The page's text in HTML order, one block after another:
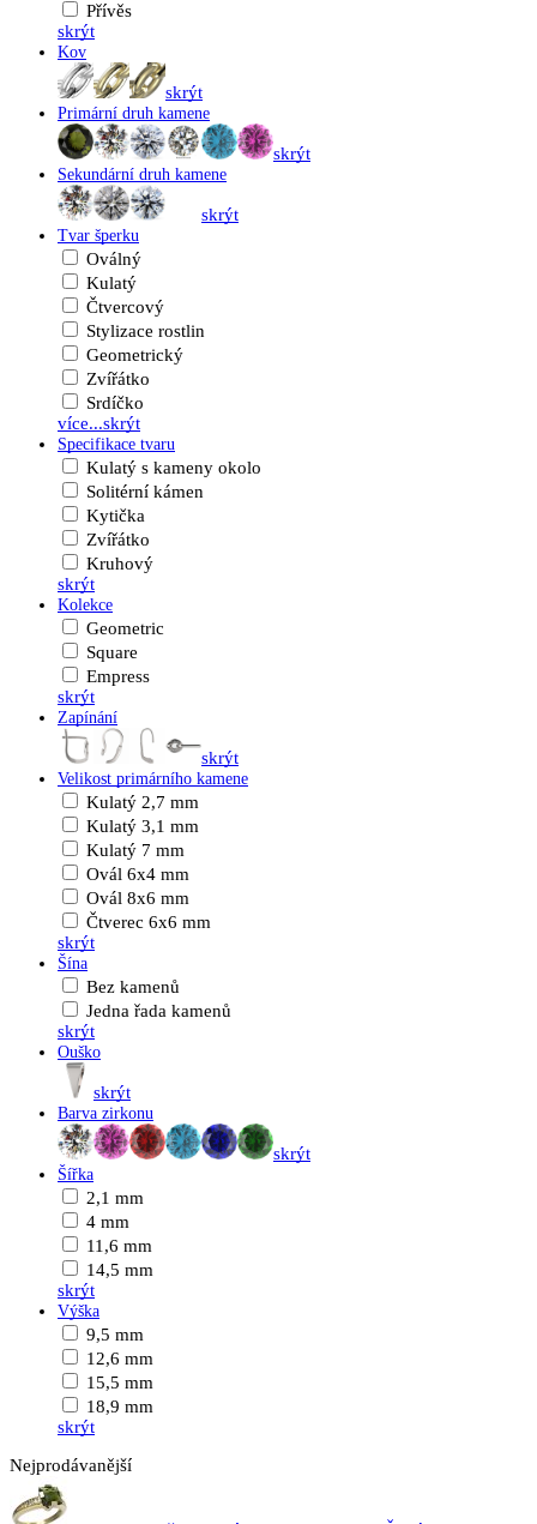
Přívěs
skrýt
Kov
skrýt
Primární druh kamene
skrýt
Sekundární druh kamene
skrýt
Tvar šperku
Oválný
Kulatý
Čtvercový
Stylizace rostlin
Geometrický
Zvířátko
Srdíčko
více...skrýt
Specifikace tvaru
Kulatý s kameny okolo
Solitérní kámen
Kytička
Zvířátko
Kruhový
skrýt
Kolekce
Geometric
Square
Empress
skrýt
Zapínání
skrýt
Velikost primárního kamene
Kulatý 2,7 mm
Kulatý 3,1 mm
Kulatý 7 mm
Ovál 6x4 mm
Ovál 8x6 mm
Čtverec 6x6 mm
skrýt
Šína
Bez kamenů
Jedna řada kamenů
skrýt
Ouško
skrýt
Barva zirkonu
skrýt
Šířka
2,1 mm
4 mm
11,6 mm
14,5 mm
skrýt
Výška
9,5 mm
12,6 mm
15,5 mm
18,9 mm
skrýt
Nejprodávanější